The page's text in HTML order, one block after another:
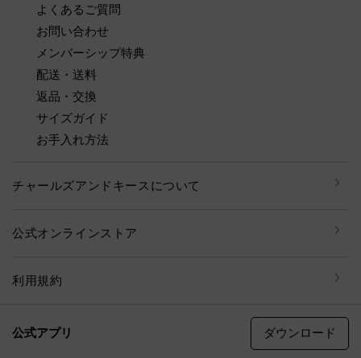
よくあるご質問
お問い合わせ
メンバーシップ特典
配送・送料
返品・交換
サイズガイド
お手入れ方法
チャールズアンドキースについて
公式オンラインストア
利用規約
公式アプリ ダウンロード